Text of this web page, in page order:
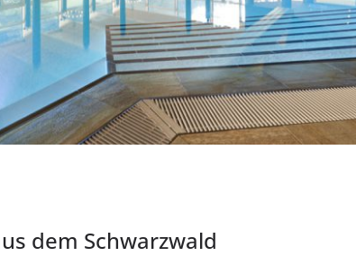
dem Schwarzwald